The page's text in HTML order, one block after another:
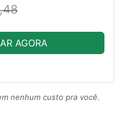
AGORA
nenhum custo pra você.